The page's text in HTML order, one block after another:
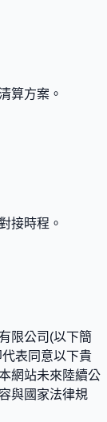
算方案。
接時程。
限公司(以下簡
表同意以下貴
網站未來陸續公
與國家法律規